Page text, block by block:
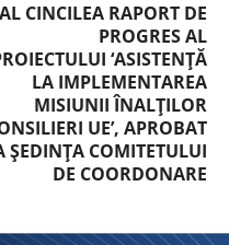
AL CINCILEA RAPORT DE
PROGRES AL
‘ASISTENȚĂ
LA IMPLEMENTAREA
MISIUNII ÎNALȚILOR
UE’, APROBAT
ȘEDINȚA COMITETULUI
DE COORDONARE